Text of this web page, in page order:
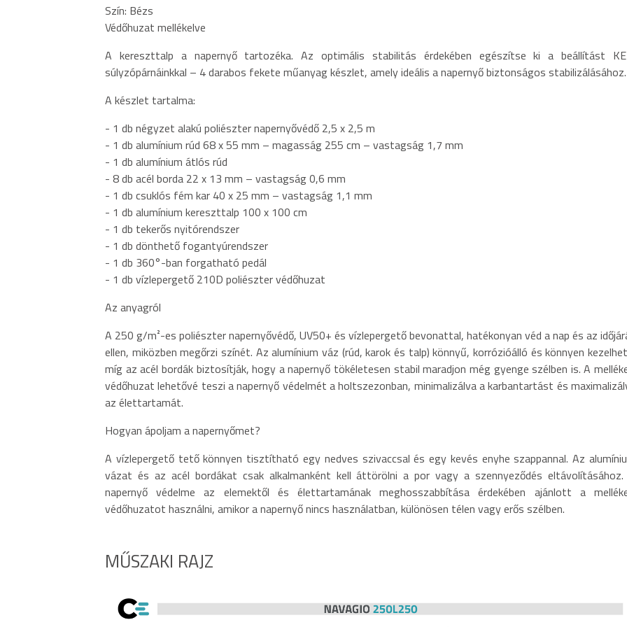
Szín: Bézs
Védőhuzat mellékelve
A kereszttalp a napernyő tartozéka. Az optimális stabilitás érdekében egészítse ki a beállítást
súlyzópárnáinkkal – 4 darabos fekete műanyag készlet, amely ideális a napernyő biztonságos stabilizálásához.
A készlet tartalma:
- 1 db négyzet alakú poliészter napernyővédő 2,5 x 2,5 m
- 1 db alumínium rúd 68 x 55 mm – magasság 255 cm – vastagság 1,7 mm
- 1 db alumínium átlós rúd
- 8 db acél borda 22 x 13 mm – vastagság 0,6 mm
- 1 db csuklós fém kar 40 x 25 mm – vastagság 1,1 mm
- 1 db alumínium kereszttalp 100 x 100 cm
- 1 db tekerős nyitórendszer
- 1 db dönthető fogantyúrendszer
- 1 db 360°-ban forgatható pedál
- 1 db vízlepergető 210D poliészter védőhuzat
Az anyagról
A 250 g/m²-es poliészter napernyővédő, UV50+ és vízlepergető bevonattal, hatékonyan véd a nap és az
ellen, miközben megőrzi színét. Az alumínium váz (rúd, karok és talp) könnyű, korrózióálló és könnyen
míg az acél bordák biztosítják, hogy a napernyő tökéletesen stabil maradjon még gyenge szélben is. A
védőhuzat lehetővé teszi a napernyő védelmét a holtszezonban, minimalizálva a karbantartást és
az élettartamát.
Hogyan ápoljam a napernyőmet?
A vízlepergető tető könnyen tisztítható egy nedves szivaccsal és egy kevés enyhe szappannal. Az
vázat és az acél bordákat csak alkalmanként kell áttörölni a por vagy a szennyeződés
napernyő védelme az elemektől és élettartamának meghosszabbítása érdekében ajánlott a
védőhuzatot használni, amikor a napernyő nincs használatban, különösen télen vagy erős szélben.
MŰSZAKI RAJZ